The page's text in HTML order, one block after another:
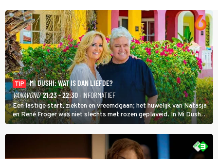
TIP
MI DUSHI: WAT IS DAN LIEFDE?
VANAVOND 21:23 - 22:30 · INFORMATIEF
Een lastige start, ziekten en vreemdgaan; het huwelijk van Natasja
en René Froger was niet slechts met rozen geplaveid. In Mi Dushi:
Wat Is Dan Liefde? neemt Wilfred Genee het showbizzkoppel mee
uit vissen om het over de liefde te hebben.